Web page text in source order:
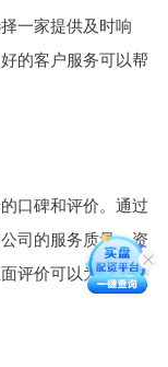
一家提供及时响
的客户服务可以帮
口碑和评价。通过
司的服务质量、资
评价可以为配资公